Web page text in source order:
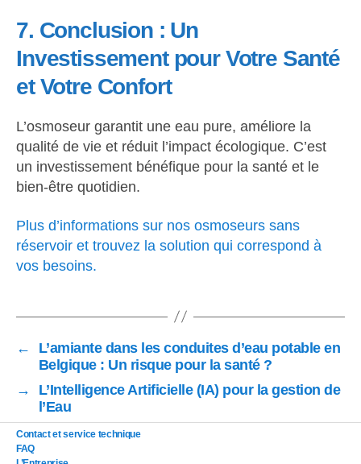
7. Conclusion : Un
Investissement pour Votre Santé
et Votre Confort
L’osmoseur garantit une eau pure, améliore la
qualité de vie et réduit l’impact écologique. C’est
un investissement bénéfique pour la santé et le
bien-être quotidien.
Plus d’informations sur nos osmoseurs sans
réservoir et trouvez la solution qui correspond à
vos besoins.
←
L’amiante dans les conduites d’eau potable en
Belgique : Un risque pour la santé ?
→
L’Intelligence Artificielle (IA) pour la gestion de
l’Eau
Contact et service technique
FAQ